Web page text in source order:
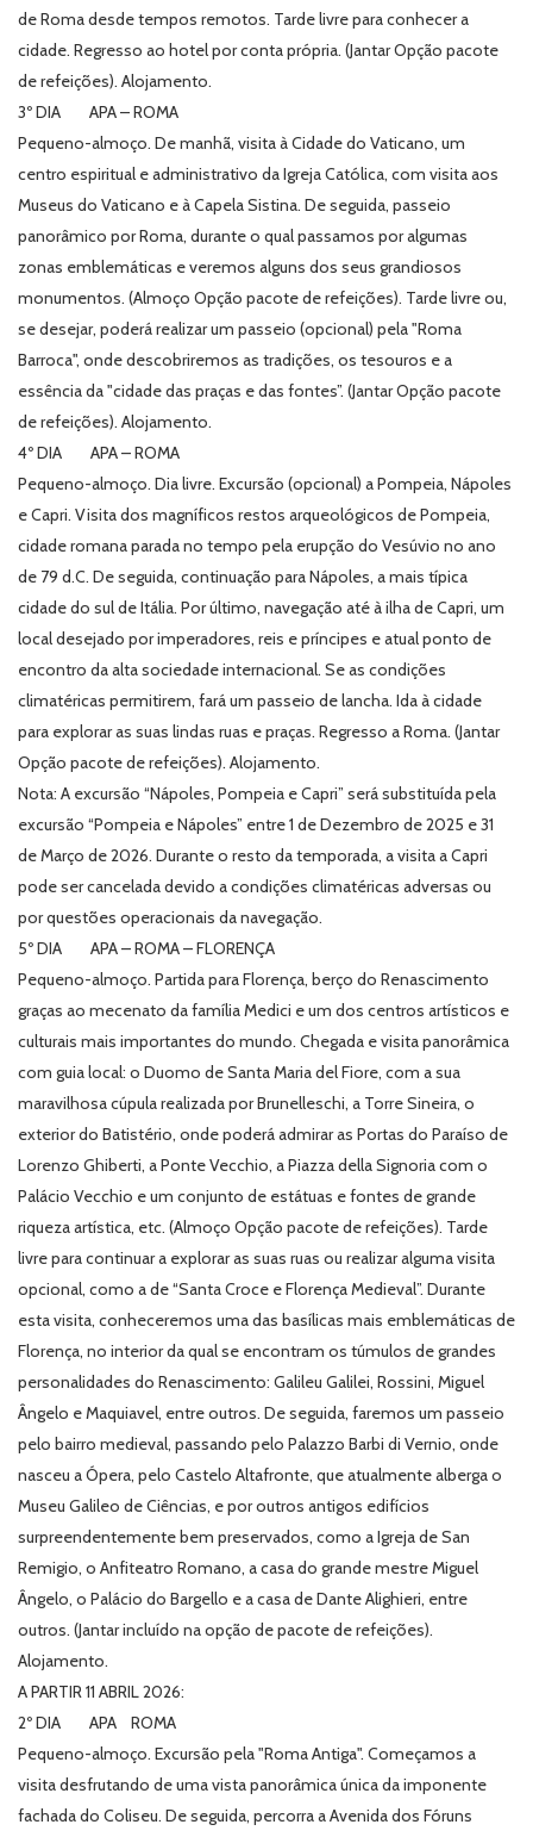
de Roma desde tempos remotos. Tarde livre para conhecer a
cidade. Regresso ao hotel por conta própria. (Jantar Opção pacote
de refeições). Alojamento.
3º DIA APA – ROMA
Pequeno-almoço. De manhã, visita à Cidade do Vaticano, um
centro espiritual e administrativo da Igreja Católica, com visita aos
Museus do Vaticano e à Capela Sistina. De seguida, passeio
panorâmico por Roma, durante o qual passamos por algumas
zonas emblemáticas e veremos alguns dos seus grandiosos
monumentos. (Almoço Opção pacote de refeições). Tarde livre ou,
se desejar, poderá realizar um passeio (opcional) pela "Roma
Barroca", onde descobriremos as tradições, os tesouros e a
essência da "cidade das praças e das fontes”. (Jantar Opção pacote
de refeições). Alojamento.
4º DIA APA – ROMA
Pequeno-almoço. Dia livre. Excursão (opcional) a Pompeia, Nápoles
e Capri. Visita dos magníficos restos arqueológicos de Pompeia,
cidade romana parada no tempo pela erupção do Vesúvio no ano
de 79 d.C. De seguida, continuação para Nápoles, a mais típica
cidade do sul de Itália. Por último, navegação até à ilha de Capri, um
local desejado por imperadores, reis e príncipes e atual ponto de
encontro da alta sociedade internacional. Se as condições
climatéricas permitirem, fará um passeio de lancha. Ida à cidade
para explorar as suas lindas ruas e praças. Regresso a Roma. (Jantar
Opção pacote de refeições). Alojamento.
Nota: A excursão “Nápoles, Pompeia e Capri” será substituída pela
excursão “Pompeia e Nápoles” entre 1 de Dezembro de 2025 e 31
de Março de 2026. Durante o resto da temporada, a visita a Capri
pode ser cancelada devido a condições climatéricas adversas ou
por questões operacionais da navegação.
5º DIA APA – ROMA – FLORENÇA
Pequeno-almoço. Partida para Florença, berço do Renascimento
graças ao mecenato da família Medici e um dos centros artísticos e
culturais mais importantes do mundo. Chegada e visita panorâmica
com guia local: o Duomo de Santa Maria del Fiore, com a sua
maravilhosa cúpula realizada por Brunelleschi, a Torre Sineira, o
exterior do Batistério, onde poderá admirar as Portas do Paraíso de
Lorenzo Ghiberti, a Ponte Vecchio, a Piazza della Signoria com o
Palácio Vecchio e um conjunto de estátuas e fontes de grande
riqueza artística, etc. (Almoço Opção pacote de refeições). Tarde
livre para continuar a explorar as suas ruas ou realizar alguma visita
opcional, como a de “Santa Croce e Florença Medieval”. Durante
esta visita, conheceremos uma das basílicas mais emblemáticas de
Florença, no interior da qual se encontram os túmulos de grandes
personalidades do Renascimento: Galileu Galilei, Rossini, Miguel
Ângelo e Maquiavel, entre outros. De seguida, faremos um passeio
pelo bairro medieval, passando pelo Palazzo Barbi di Vernio, onde
nasceu a Ópera, pelo Castelo Altafronte, que atualmente alberga o
Museu Galileo de Ciências, e por outros antigos edifícios
surpreendentemente bem preservados, como a Igreja de San
Remigio, o Anfiteatro Romano, a casa do grande mestre Miguel
Ângelo, o Palácio do Bargello e a casa de Dante Alighieri, entre
outros. (Jantar incluído na opção de pacote de refeições).
Alojamento.
A PARTIR 11 ABRIL 2026:
2º DIA APA ROMA
Pequeno-almoço. Excursão pela "Roma Antiga". Começamos a
visita desfrutando de uma vista panorâmica única da imponente
fachada do Coliseu. De seguida, percorra a Avenida dos Fóruns